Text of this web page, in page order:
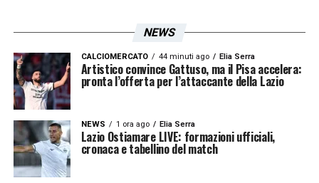
NEWS
CALCIOMERCATO 44 minuti ago Elia Serra
Artistico convince Gattuso, ma il Pisa accelera:
pronta l’offerta per l’attaccante della Lazio
NEWS 1 ora ago Elia Serra
Lazio Ostiamare LIVE: formazioni ufficiali,
cronaca e tabellino del match